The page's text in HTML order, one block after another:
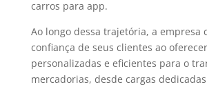
carros para app.
Ao longo dessa trajetória, a empresa
confiança de seus clientes ao
personalizadas e eficientes para o
mercadorias, desde cargas